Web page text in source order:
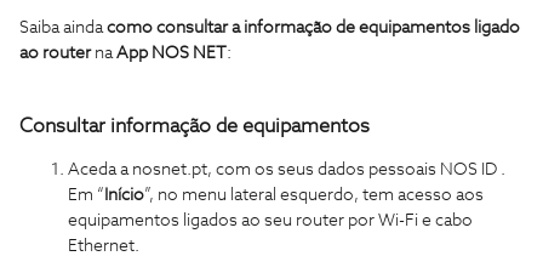
Saiba ainda como consultar a informação de equipamentos ligado
ao router na App NOS NET:
Consultar informação de equipamentos
Aceda a nosnet.pt, com os seus dados pessoais NOS ID .
Em “ Início”, no menu lateral esquerdo, tem acesso aos
equipamentos ligados ao seu router por Wi-Fi e cabo
Ethernet.